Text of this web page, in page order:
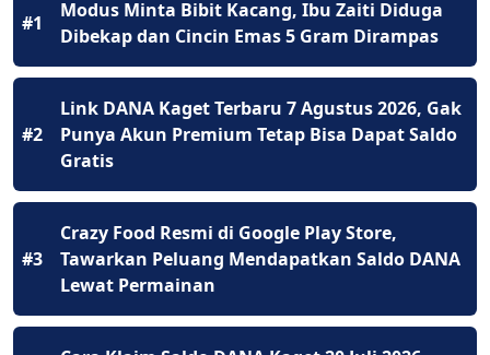
#1
Modus Minta Bibit Kacang, Ibu Zaiti Diduga
Dibekap dan Cincin Emas 5 Gram Dirampas
#2
Link DANA Kaget Terbaru 7 Agustus 2026, Gak
Punya Akun Premium Tetap Bisa Dapat Saldo
Gratis
#3
Crazy Food Resmi di Google Play Store,
Tawarkan Peluang Mendapatkan Saldo DANA
Lewat Permainan